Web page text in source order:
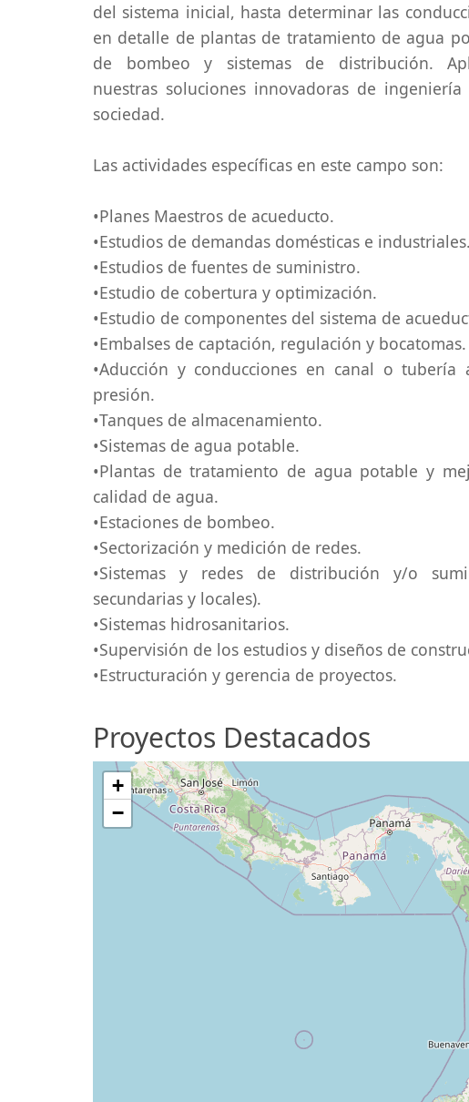
del sistema inicial, hasta determinar las
en detalle de plantas de tratamiento de agua
de bombeo y sistemas de distribución.
nuestras soluciones innovadoras de
sociedad.
Las actividades específicas en este campo son:
•Planes Maestros de acueducto.
•Estudios de demandas domésticas e industriales.
•Estudios de fuentes de suministro.
•Estudio de cobertura y optimización.
•Estudio de componentes del sistema de
•Embalses de captación, regulación y bocatomas.
•Aducción y conducciones en canal o
presión.
•Tanques de almacenamiento.
•Sistemas de agua potable.
•Plantas de tratamiento de agua potable y
calidad de agua.
•Estaciones de bombeo.
•Sectorización y medición de redes.
•Sistemas y redes de distribución y/o
secundarias y locales).
•Sistemas hidrosanitarios.
•Supervisión de los estudios y diseños de
•Estructuración y gerencia de proyectos.
Proyectos Destacados
+
−